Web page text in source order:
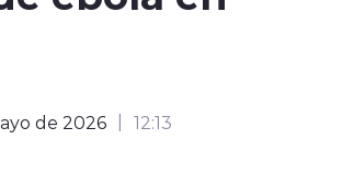
de 2026 12:13